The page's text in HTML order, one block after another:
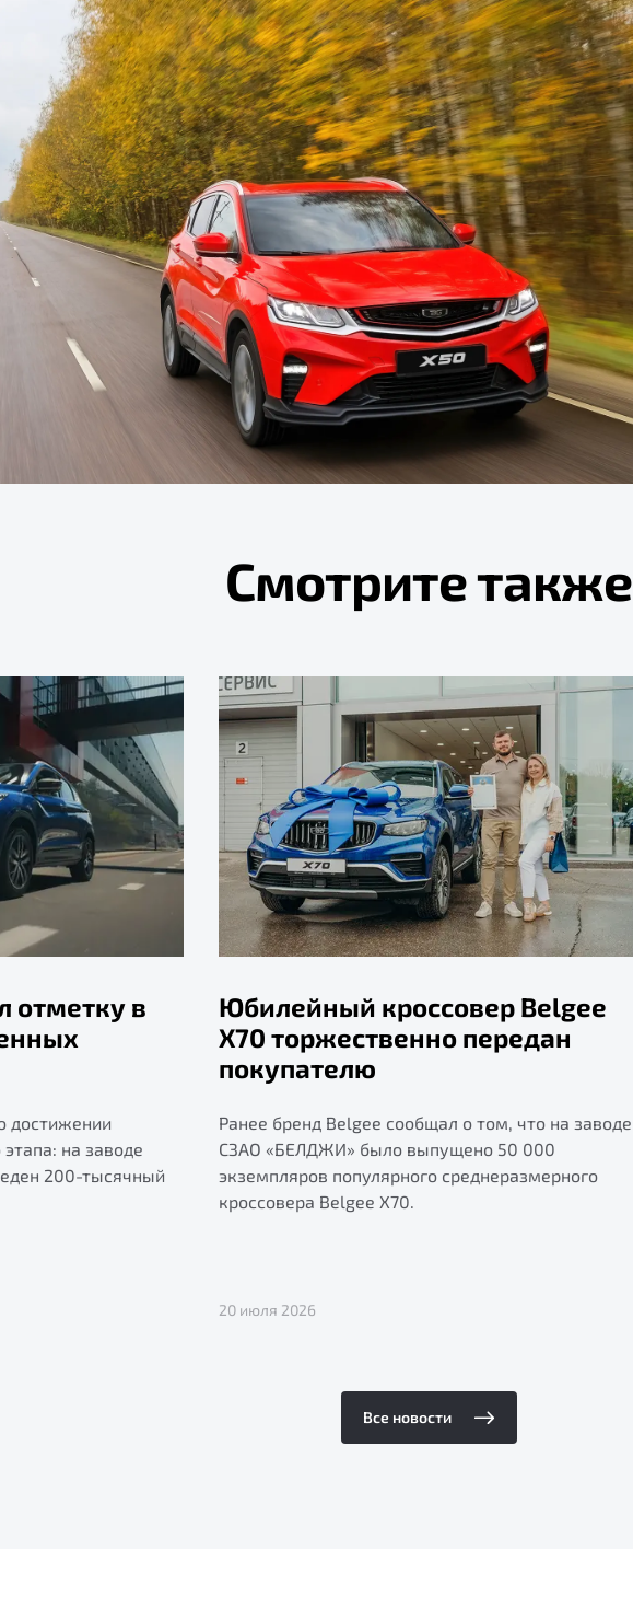
Смотрите также
отметку в
достижении
на заводе
200-тысячный
Юбилейный кроссовер Belgee
X70 торжественно передан
покупателю
Ранее бренд Belgee сообщал о том, что на заводе
СЗАО «БЕЛДЖИ» было выпущено 50 000
экземпляров популярного среднеразмерного
кроссовера Belgee X70.
20 июля 2026
Все новости